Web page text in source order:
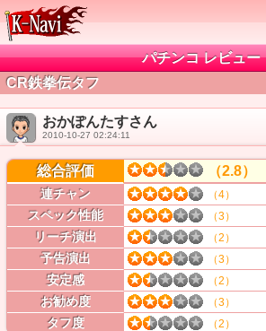
パチンコ レビュー
CR鉄拳伝タフ
おかぽんたすさん
2010-10-27 02:24:11
総合評価 （2.8）
連チャン （4）
スペック性能 （3）
リーチ演出 （2）
予告演出 （3）
安定感 （2）
お勧め度 （3）
タフ度 （2）